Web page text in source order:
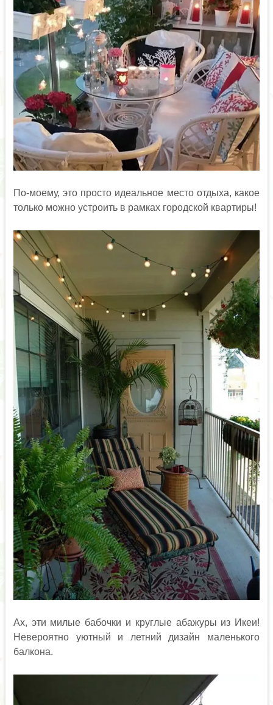
По-моему, это просто идеальное место отдыха, какое
только можно устроить в рамках городской квартиры!
Ах, эти милые бабочки и круглые абажуры из Икеи!
Невероятно уютный и летний дизайн маленького
балкона.